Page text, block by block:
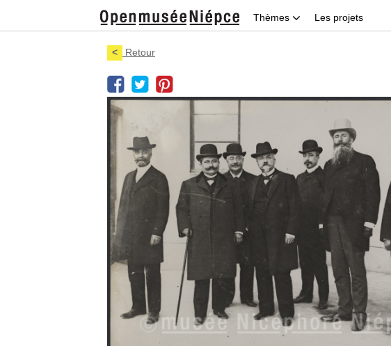
Thèmes Les projets
< Retour